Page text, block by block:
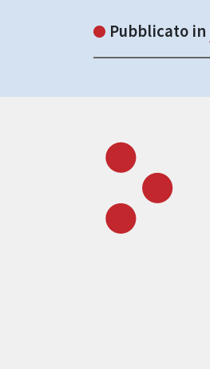
Pubblicato in